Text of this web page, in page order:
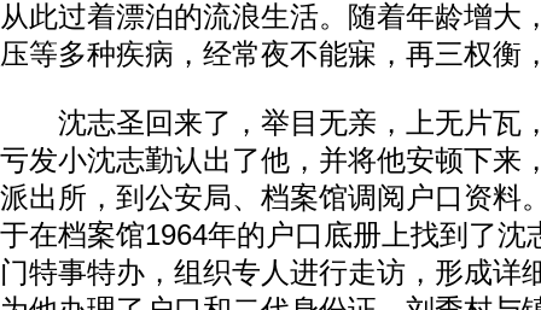
从此过着漂泊的流浪生活。随着年龄增大
压等多种疾病，经常夜不能寐，再三权衡
沈志圣回来了，举目无亲，上无片瓦
亏发小沈志勤认出了他，并将他安顿下来
派出所，到公安局、档案馆调阅户口资料
于在档案馆1964年的户口底册上找到了沈
门特事特办，组织专人进行走访，形成详